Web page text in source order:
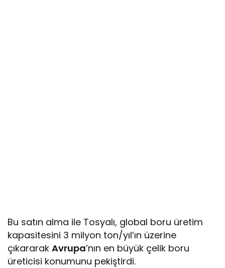
Bu satın alma ile Tosyalı, global boru üretim
kapasitesini 3 milyon ton/yıl’ın üzerine
çıkararakAvrupa’nın en büyük çelik boru
üreticisi konumunu pekiştirdi.